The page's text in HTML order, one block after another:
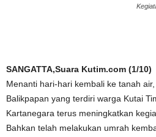
SANGATTA,Suara Kutim.com (1/10)
Menanti hari-hari kembali ke tanah
Balikpapan yang terdiri warga Kutai
Kartanegara terus meningkatkan
Bahkan telah melakukan umrah